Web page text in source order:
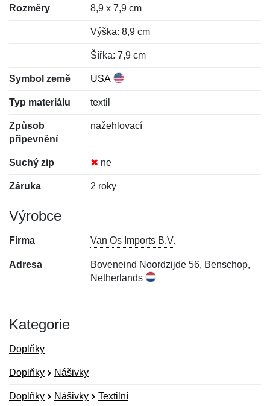
Rozměry 8,9 x 7,9 cm
Výška: 8,9 cm
Šířka: 7,9 cm
Symbol země USA
Typ materiálu textil
Způsob
připevnění
nažehlovací
Suchý zip ✖ ne
Záruka 2 roky
Výrobce
Firma Van Os Imports B.V.
Adresa
Boveneind Noordzijde 56, Benschop,
Netherlands
Kategorie
Doplňky
Doplňky Nášivky
Doplňky Nášivky Textilní